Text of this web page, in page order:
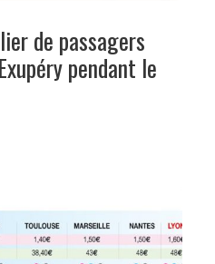
de passagers
pendant le